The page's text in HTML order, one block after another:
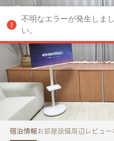
[5 mins to
宿泊情報お部屋設備周辺 レビュー
い。